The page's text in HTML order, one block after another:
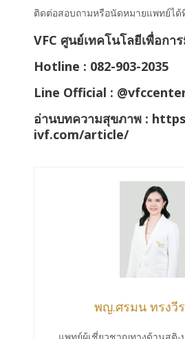
ติดต่อสอบถามหรือนัดหมายแพทย์ได้
VFC ศูนย์เทคโนโลยีเพื่อกา
Hotline : 082-903-2035
Line Official :
อ่านบทความสุขภาพ :
ivf.com/article/
พญ.ศรมน ทรงวี